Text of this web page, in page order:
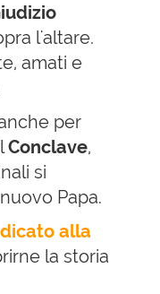
l'altare.
amati e
per
Conclave,
si
Papa.
alla
la storia